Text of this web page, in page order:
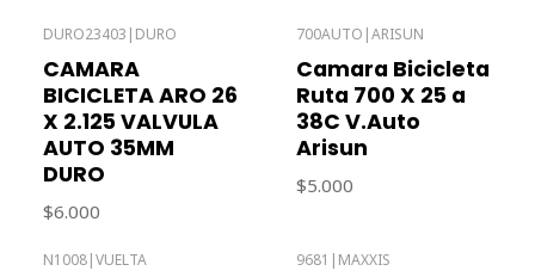
DURO23403 | DURO
CAMARA
BICICLETA ARO 26
X 2.125 VALVULA
AUTO 35MM
DURO
$6.000
700AUTO |ARISUN
Camara Bicicleta
Ruta 700 X 25 a
38C V.Auto
Arisun
$5.000
N1008|VUELTA 9681 | MAXXIS